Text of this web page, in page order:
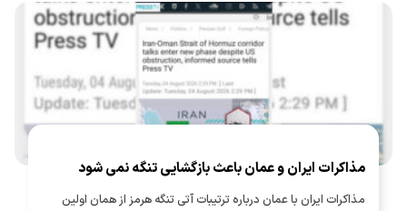
مذاکرات ایران و عمان باعث بازگشایی تنگه نمی شود
مذاکرات ایران با عمان درباره ترتیبات آتی تنگه هرمز از همان اولین